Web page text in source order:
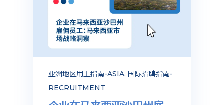
亚洲地区用工指南-ASIA, 国际招聘指南-
RECRUITMENT